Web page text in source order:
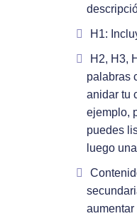
H1:
H2, H3,
palabras
anidar tu
ejemplo,
puedes
luego